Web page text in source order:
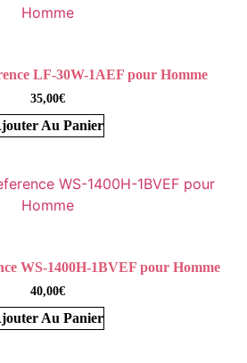
LF-30W-1AEF pour Homme
35,00€
Au Panier
WS-1400H-1BVEF pour Homme
40,00€
Au Panier